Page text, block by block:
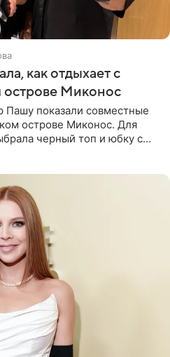
как отдыхает с
острове Миконос
показали совместные
острове Миконос. Для
черный топ и юбку с